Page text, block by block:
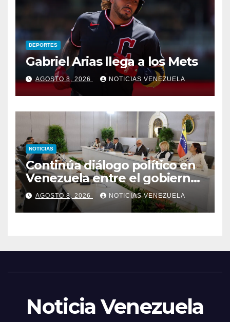
DEPORTES
Gabriel Arias llega a los Mets
AGOSTO 8, 2026 NOTICIAS VENEZUELA
NOTICIAS
Continúa diálogo político en
Venezuela entre el gobierno
y la oposición
AGOSTO 8, 2026 NOTICIAS VENEZUELA
Noticia Venezuela